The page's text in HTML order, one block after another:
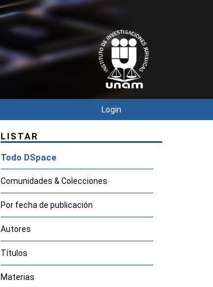
Login
LISTAR
Todo DSpace
Comunidades & Colecciones
Por fecha de publicación
Autores
Títulos
Materias